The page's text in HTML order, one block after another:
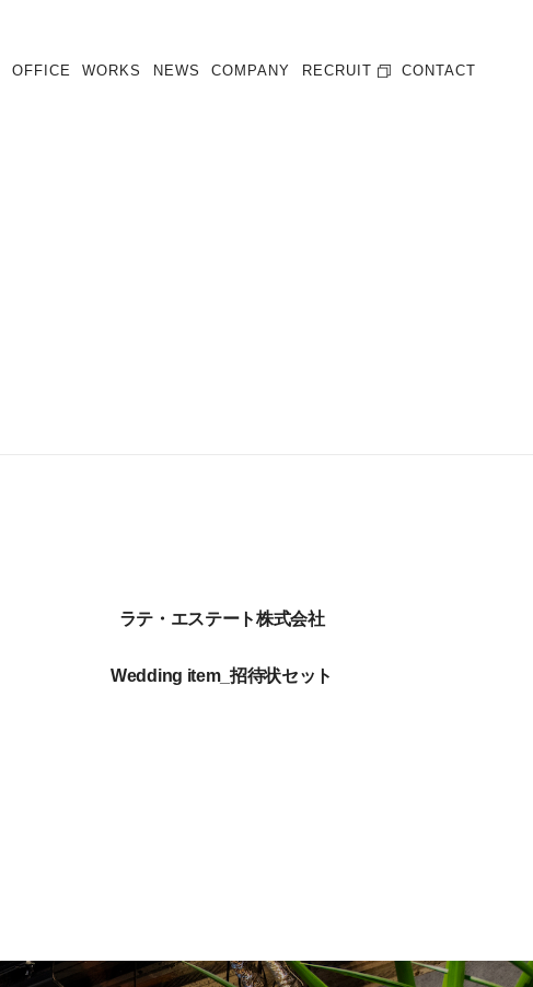
OFFICE WORKS NEWS COMPANY RECRUIT CONTACT
ラテ・エステート株式会社
Wedding item_招待状セット